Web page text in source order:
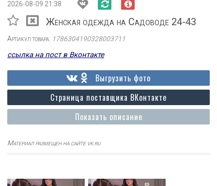
2026-08-09 21:38
Женская одежда на Садоводе 24-43
Артикул товара: 1786304190328003711
ссылка на пост в Вконтакте
Показать описание
Страница поставщика ВКонтакте
Выгрузить фото
Материал размещен на сайте vk.ru